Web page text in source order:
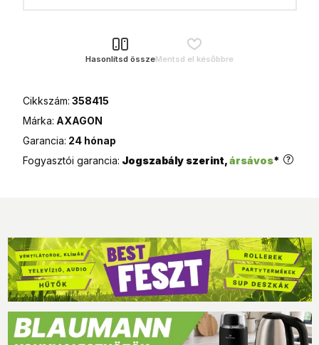
Hasonlítsd összeMentsd el későbbre
Cikkszám: 358415
Márka: AXAGON
Garancia: 24 hónap
Fogyasztói garancia: Jogszabály szerint,ársávos*
MPL Posta (Postán maradó)
990 Ft